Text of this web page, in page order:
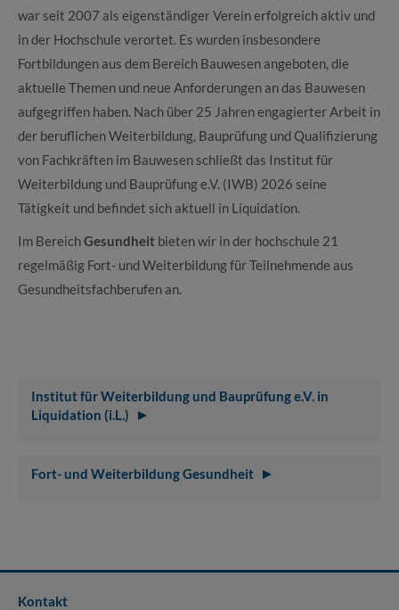
war seit 2007 als eigenständiger Verein erfolgreich aktiv und
in der Hochschule verortet. Es wurden insbesondere
Fortbildungen aus dem Bereich Bauwesen angeboten, die
aktuelle Themen und neue Anforderungen an das Bauwesen
aufgegriffen haben. Nach über 25 Jahren engagierter Arbeit in
der beruflichen Weiterbildung, Bauprüfung und Qualifizierung
von Fachkräften im Bauwesen schließt das Institut für
Weiterbildung und Bauprüfung e.V. (IWB) 2026 seine
Tätigkeit und befindet sich aktuell in Liquidation.
Im BereichGesundheit bieten wir in der hochschule 21
regelmäßig Fort- und Weiterbildung für Teilnehmende aus
Gesundheitsfachberufen an.
Institut für Weiterbildung und Bauprüfung e.V. in
Liquidation (i.L.)
Fort- und Weiterbildung Gesundheit
Kontakt